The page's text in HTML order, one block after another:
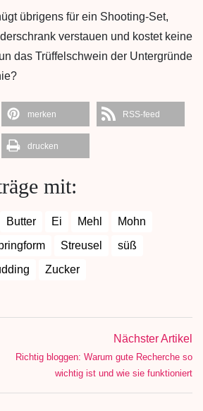
übrigens für ein Shooting-Set,
verstauen und kostet keine
das Trüffelschwein der Untergründe
merken RSS-feed
drucken
mit:
Butter Ei Mehl
Mohn
Streusel
süß
Zucker
Nächster Artikel
Richtig bloggen: Warum gute Recherche so
wichtig ist und wie sie funktioniert